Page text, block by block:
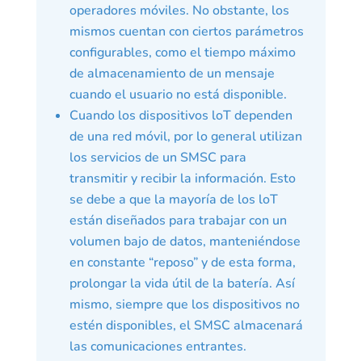
operadores móviles. No obstante, los
mismos cuentan con ciertos parámetros
configurables, como el tiempo máximo
de almacenamiento de un mensaje
cuando el usuario no está disponible.
Cuando los dispositivos loT dependen
de una red móvil, por lo general utilizan
los servicios de un SMSC para
transmitir y recibir la información. Esto
se debe a que la mayoría de los loT
están diseñados para trabajar con un
volumen bajo de datos, manteniéndose
en constante “reposo” y de esta forma,
prolongar la vida útil de la batería. Así
mismo, siempre que los dispositivos no
estén disponibles, el SMSC almacenará
las comunicaciones entrantes.